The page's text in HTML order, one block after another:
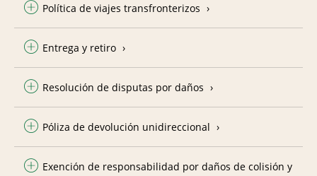
Política de viajes transfronterizos
Entrega y retiro
Resolución de disputas por daños
Póliza de devolución unidireccional
Exención de responsabilidad por daños de colisión y